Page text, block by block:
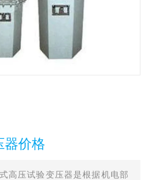
器价格
高压试验变压器是根据机电部